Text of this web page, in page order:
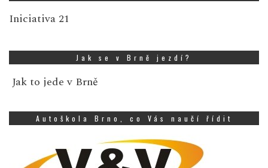
Iniciativa 21
Jak se v Brně jezdí?
Jak to jede v Brně
Autoškola Brno, co Vás naučí řídit